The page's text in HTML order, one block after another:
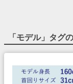
「モデル」タグ